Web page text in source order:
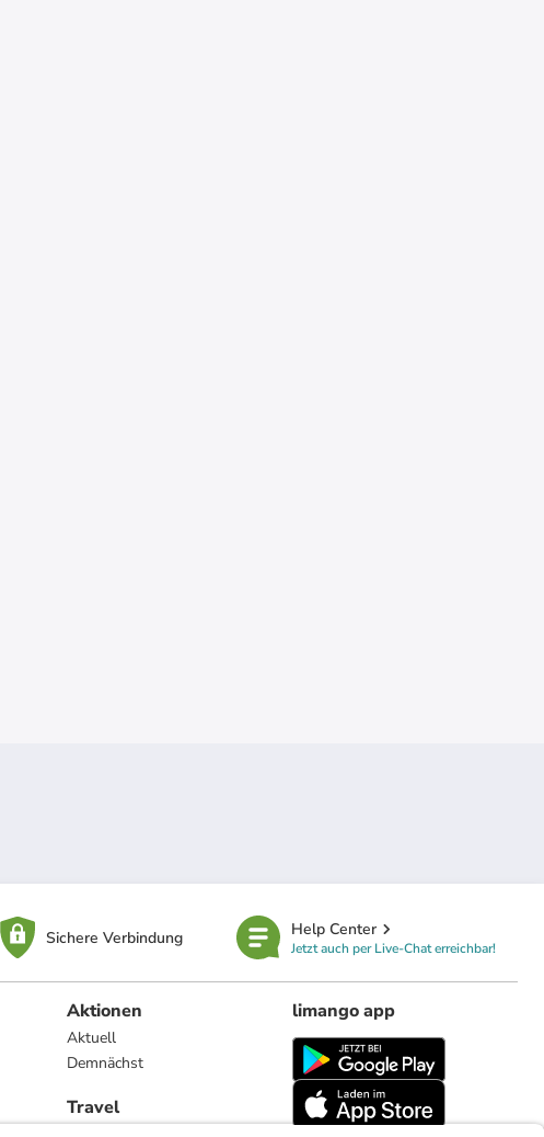
Sichere Verbindung Help Center
Jetzt auch per Live-Chat erreichbar!
Aktionen
Aktuell
Demnächst
Travel
limango app